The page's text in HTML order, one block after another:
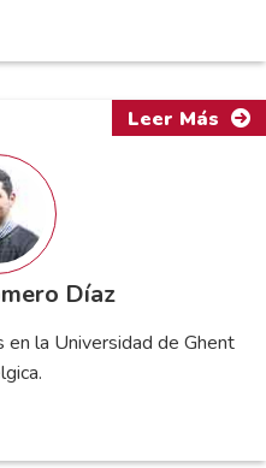
Díaz
la Universidad de Ghent
Leer Más